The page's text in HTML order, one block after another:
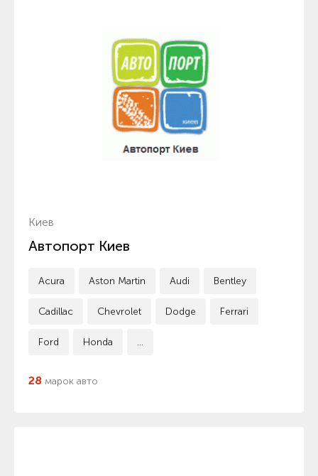
Киев
Автопорт Киев
Acura Aston Martin Audi Bentley
Cadillac Chevrolet Dodge Ferrari
Ford Honda ...
28 марок авто